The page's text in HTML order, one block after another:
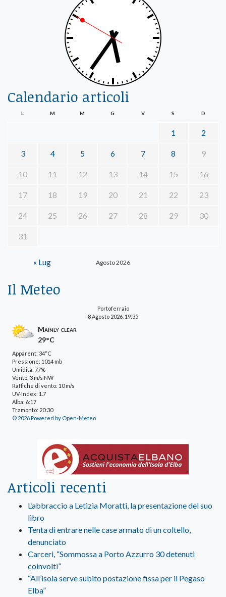
Calendario articoli
Agosto 2026
L M M G V S D
1 2
3 4 5 6 7 8 9
10 11 12 13 14 15 16
17 18 19 20 21 22 23
24 25 26 27 28 29 30
31
« Lug
Il Meteo
Portoferraio
8 Agosto 2026, 19:35
Mainly clear
29°C
Apparent: 34°C
Pressione: 1014 mb
Umidità: 77%
Vento: 3 m/s NW
Raffiche di vento: 10 m/s
UV-Index: 1.7
Alba: 6:17
Tramonto: 20:30
© 2026 Powered by Open-Meteo
Articoli recenti
L’abbraccio a Letizia Moratti, la presentazione del suo
libro
Tenta di entrare nelle case armato di un coltello,
denunciato
Carceri, “Sommossa a Porto Azzurro 30 detenuti
coinvolti”
“All’isola serve subito postazione fissa per il Pegaso
Elba”